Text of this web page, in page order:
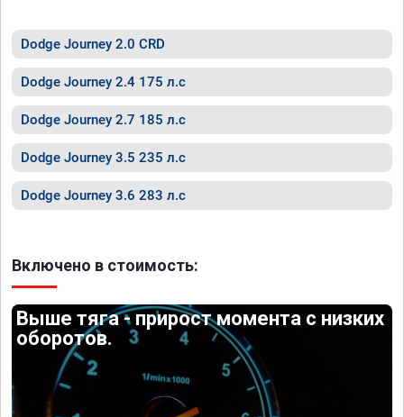
Dodge Journey 2.0 CRD
Dodge Journey 2.4 175 л.с
Dodge Journey 2.7 185 л.с
Dodge Journey 3.5 235 л.с
Dodge Journey 3.6 283 л.с
Включено в стоимость:
Выше тяга - прирост момента с низких
оборотов.